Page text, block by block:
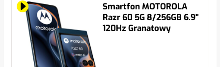
Smartfon MOTOROLA
Razr 60 5G 8/256GB 6.9"
120Hz Granatowy